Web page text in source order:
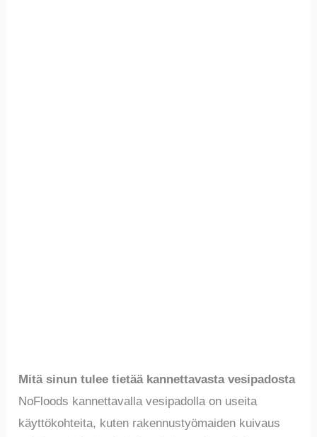
Mitä sinun tulee tietää kannettavasta vesipadosta
NoFloods kannettavalla vesipadolla on useita
käyttökohteita, kuten rakennustyömaiden kuivaus